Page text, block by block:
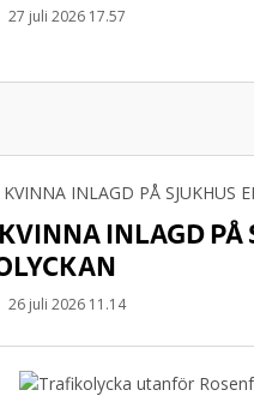
27 juli 2026 17.57
INLAGD PÅ
26 juli 2026 11.14